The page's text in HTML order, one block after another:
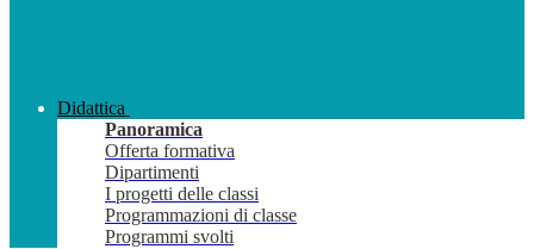
Didattica
Panoramica
Offerta formativa
Dipartimenti
I progetti delle classi
Programmazioni di classe
Programmi svolti